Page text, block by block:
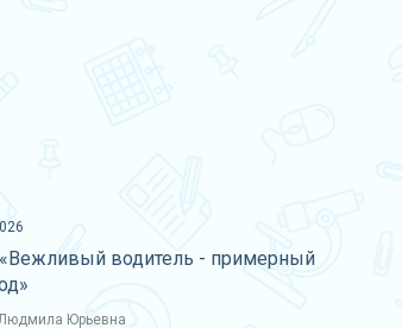
водитель - примерный
Юрьевна